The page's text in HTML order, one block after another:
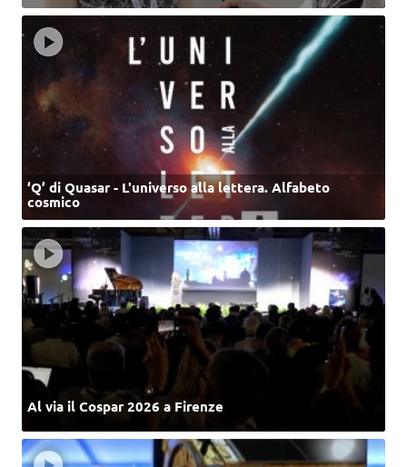
‘Q’ di Quasar - L'universo alla lettera. Alfabeto
cosmico
Al via il Cospar 2026 a Firenze